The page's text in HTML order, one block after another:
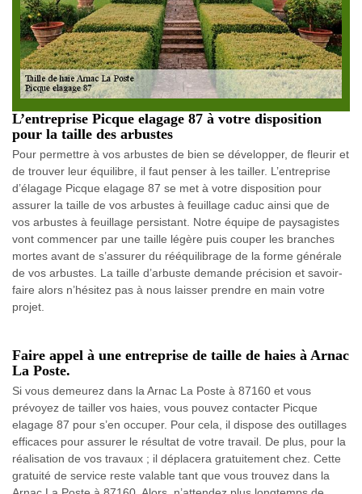
L’entreprise Picque elagage 87 à votre disposition
pour la taille des arbustes
Pour permettre à vos arbustes de bien se développer, de fleurir et
de trouver leur équilibre, il faut penser à les tailler. L’entreprise
d’élagage Picque elagage 87 se met à votre disposition pour
assurer la taille de vos arbustes à feuillage caduc ainsi que de
vos arbustes à feuillage persistant. Notre équipe de paysagistes
vont commencer par une taille légère puis couper les branches
mortes avant de s’assurer du rééquilibrage de la forme générale
de vos arbustes. La taille d’arbuste demande précision et savoir-
faire alors n’hésitez pas à nous laisser prendre en main votre
projet.
Faire appel à une entreprise de taille de haies à Arnac
La Poste.
Si vous demeurez dans la Arnac La Poste à 87160 et vous
prévoyez de tailler vos haies, vous pouvez contacter Picque
elagage 87 pour s’en occuper. Pour cela, il dispose des outillages
efficaces pour assurer le résultat de votre travail. De plus, pour la
réalisation de vos travaux ; il déplacera gratuitement chez. Cette
gratuité de service reste valable tant que vous trouvez dans la